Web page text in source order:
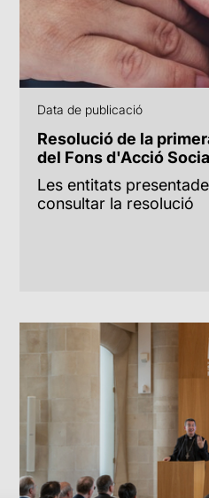
Data de publicació
Resolució de la
del Fons d'Acció
Les entitats
consultar la resolució